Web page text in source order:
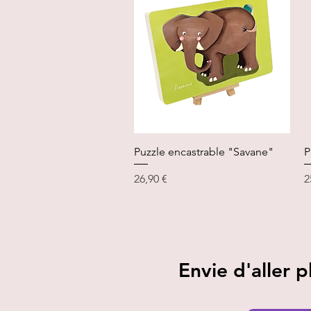
Aperçu rapide
Puzzle encastrable "Savane"
Prix
26,90 €
Envie d'aller